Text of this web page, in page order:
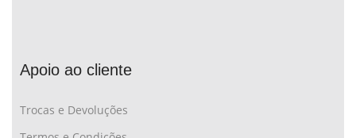
Apoio ao cliente
Trocas e Devoluções